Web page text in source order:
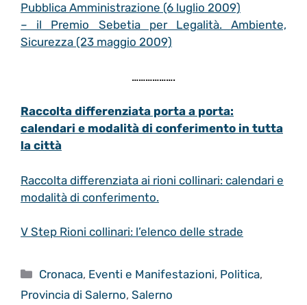
Pubblica Amministrazione (6 luglio 2009)
– il Premio Sebetia per Legalità. Ambiente,
Sicurezza (23 maggio 2009)
……………….
Raccolta differenziata porta a porta:
calendari e modalità di conferimento in tutta
la città
Raccolta differenziata ai rioni collinari: calendari e
modalità di conferimento.
V Step Rioni collinari: l’elenco delle strade
Categorie
Cronaca, Eventi e Manifestazioni, Politica,
Provincia di Salerno, Salerno